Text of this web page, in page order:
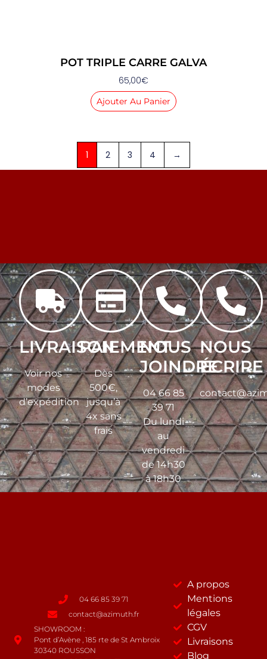
POT TRIPLE CARRE GALVA
65,00€
Ajouter Au Panier
1 2 3 4 →
LIVRAISON
Voir nos
modes
d’expédition
PAIEMENT
Dès
500€,
jusqu’à
4x sans
frais
NOUS
JOINDRE
04 66 85
39 71
Du lundi
au
vendredi
de 14h30
à 18h30
NOUS
ÉCRIRE
04 66 85 39 71
contact@azimuth.fr
SHOWROOM :
Pont d’Avène , 185 rte de St Ambroix
30340 ROUSSON
A propos
Mentions
légales
CGV
Livraisons
Blog